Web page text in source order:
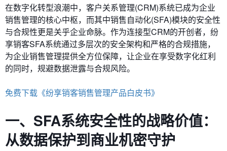
在数字化转型浪潮中，客户关系管理(CRM)系统已成为企业
销售管理的核心中枢，而其中销售自动化(SFA)模块的安全性
与合规性更是关乎企业命脉。作为连接型CRM的开创者，纷
享销客SFA系统通过多层次的安全架构和严格的合规措施，
为企业销售管理提供全方位保障，让企业在享受数字化红利
的同时，规避数据泄露与合规风险。
免费下载《纷享销客销售管理产品白皮书》
一、SFA系统安全性的战略价值：
从数据保护到商业机密守护